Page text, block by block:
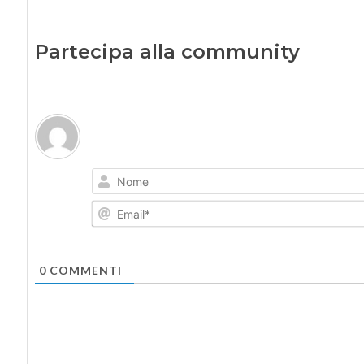
Partecipa alla community
0COMMENTI